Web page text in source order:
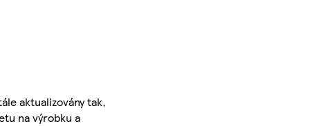
aktualizovány tak,
na výrobku a